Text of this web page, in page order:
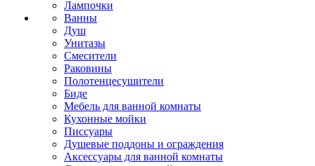
Лампочки
Ванны
Душ
Унитазы
Смесители
Раковины
Полотенцесушители
Биде
Мебель для ванной комнаты
Кухонные мойки
Писсуары
Душевые поддоны и ограждения
Аксессуары для ванной комнаты